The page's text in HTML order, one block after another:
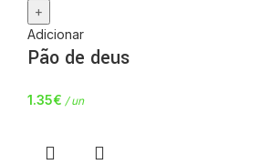
Adicionar
Pão de deus
1.35€ / un